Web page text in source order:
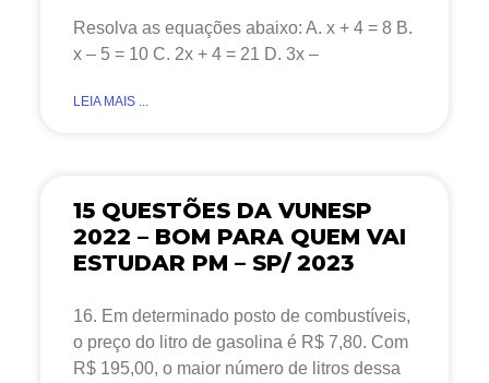
Resolva as equações abaixo: A. x + 4 = 8 B.
x – 5 = 10 C. 2x + 4 = 21 D. 3x –
LEIA MAIS ...
15 QUESTÕES DA VUNESP
2022 – BOM PARA QUEM VAI
ESTUDAR PM – SP/ 2023
16. Em determinado posto de combustíveis,
o preço do litro de gasolina é R$ 7,80. Com
R$ 195,00, o maior número de litros dessa